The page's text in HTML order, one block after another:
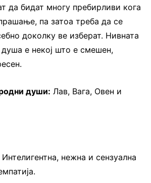
да бидат многу пребирливи кога
па затоа треба да се
доколку ве изберат. Нивната
е некој што е смешен,
души: Лав, Вага, Овен и
Интелигентна, нежна и сензуална